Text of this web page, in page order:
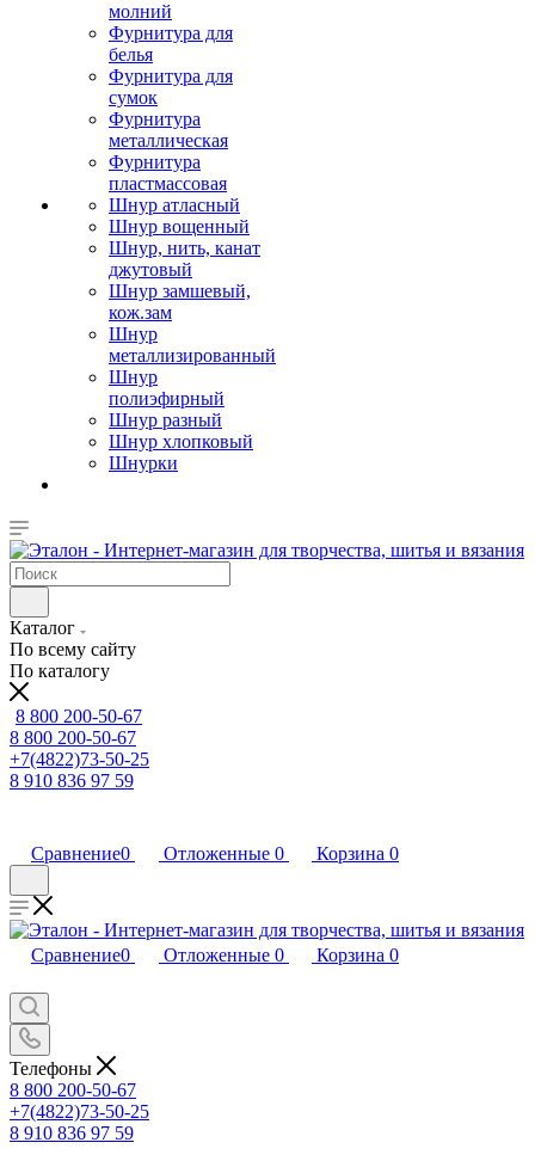
молний
Фурнитура для
белья
Фурнитура для
сумок
Фурнитура
металлическая
Фурнитура
пластмассовая
Шнур атласный
Шнур вощенный
Шнур, нить, канат
джутовый
Шнур замшевый,
кож.зам
Шнур
металлизированный
Шнур
полиэфирный
Шнур разный
Шнур хлопковый
Шнурки
Каталог
По всему сайту
По каталогу
8 800 200-50-67
8 800 200-50-67
+7(4822)73-50-25
8 910 836 97 59
Сравнение0 Отложенные 0 Корзина 0
Сравнение0 Отложенные 0 Корзина 0
Телефоны
8 800 200-50-67
+7(4822)73-50-25
8 910 836 97 59